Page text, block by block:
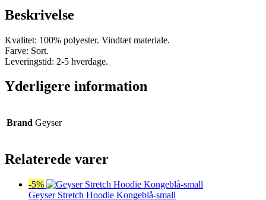
Beskrivelse
Kvalitet: 100% polyester. Vindtæt materiale.
Farve: Sort.
Leveringstid: 2-5 hverdage.
Yderligere information
Brand Geyser
Relaterede varer
-5%
Geyser Stretch Hoodie Kongeblå-small